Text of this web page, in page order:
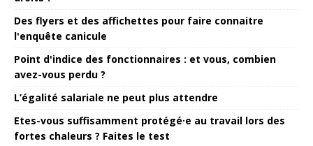
Des flyers et des affichettes pour faire connaitre
l'enquête canicule
Point d'indice des fonctionnaires : et vous, combien
avez-vous perdu ?
L’égalité salariale ne peut plus attendre
Etes-vous suffisamment protégé·e au travail lors des
fortes chaleurs ? Faites le test